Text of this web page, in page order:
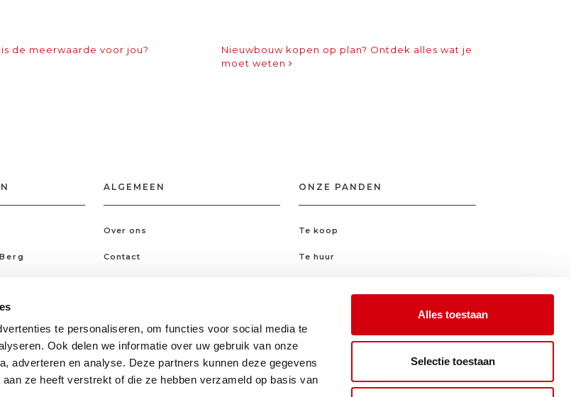
te personaliseren, om functies voor social media te
Ook delen we informatie over uw gebruik van onze
adverteren en analyse. Deze partners kunnen deze gegevens
ze heeft verstrekt of die ze hebben verzameld op basis van
Alles toestaan
Selectie toestaan
de meerwaarde voor jou?
Nieuwbouw kopen op plan? Ontdek alles wat je
moet weten
ALGEMEEN
Over ons
Contact
Ik ben op zoek
Jobs
ONZE PANDEN
Te koop
Te huur
VOLG ONS OP